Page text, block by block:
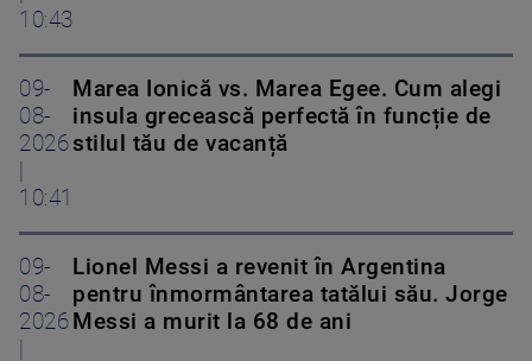
10:43
09-
08-
2026
10:41
Marea Ionică vs. Marea Egee. Cum alegi
insula grecească perfectă în funcție de
stilul tău de vacanță
09-
08-
2026
Lionel Messi a revenit în Argentina
pentru înmormântarea tatălui său. Jorge
Messi a murit la 68 de ani